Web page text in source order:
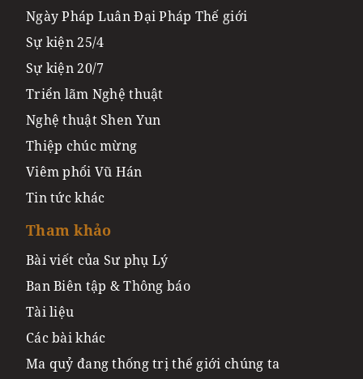
Ngày Pháp Luân Đại Pháp Thế giới
Sự kiện 25/4
Sự kiện 20/7
Triển lãm Nghệ thuật
Nghệ thuật Shen Yun
Thiệp chúc mừng
Viêm phổi Vũ Hán
Tin tức khác
Tham khảo
Bài viết của Sư phụ Lý
Ban Biên tập & Thông báo
Tài liệu
Các bài khác
Ma quỷ đang thống trị thế giới chúng ta